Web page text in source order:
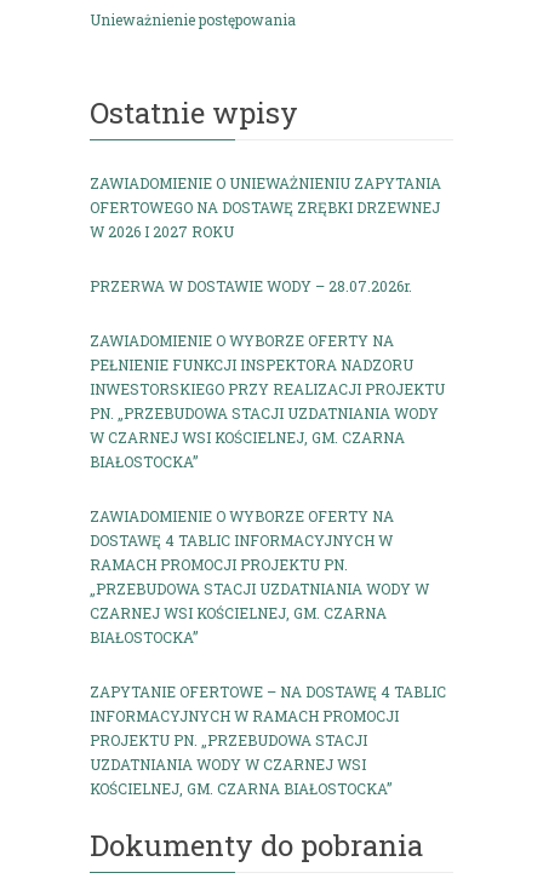
Unieważnienie postępowania
Ostatnie wpisy
ZAWIADOMIENIE O UNIEWAŻNIENIU ZAPYTANIA
OFERTOWEGO NA DOSTAWĘ ZRĘBKI DRZEWNEJ
W 2026 I 2027 ROKU
PRZERWA W DOSTAWIE WODY – 28.07.2026r.
ZAWIADOMIENIE O WYBORZE OFERTY NA
PEŁNIENIE FUNKCJI INSPEKTORA NADZORU
INWESTORSKIEGO PRZY REALIZACJI PROJEKTU
PN. „PRZEBUDOWA STACJI UZDATNIANIA WODY
W CZARNEJ WSI KOŚCIELNEJ, GM. CZARNA
BIAŁOSTOCKA”
ZAWIADOMIENIE O WYBORZE OFERTY NA
DOSTAWĘ 4 TABLIC INFORMACYJNYCH W
RAMACH PROMOCJI PROJEKTU PN.
„PRZEBUDOWA STACJI UZDATNIANIA WODY W
CZARNEJ WSI KOŚCIELNEJ, GM. CZARNA
BIAŁOSTOCKA”
ZAPYTANIE OFERTOWE – NA DOSTAWĘ 4 TABLIC
INFORMACYJNYCH W RAMACH PROMOCJI
PROJEKTU PN. „PRZEBUDOWA STACJI
UZDATNIANIA WODY W CZARNEJ WSI
KOŚCIELNEJ, GM. CZARNA BIAŁOSTOCKA”
Dokumenty do pobrania